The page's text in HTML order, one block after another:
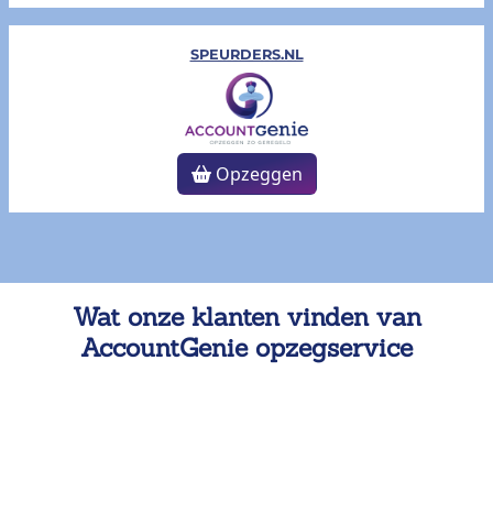
SPEURDERS.NL
Opzeggen
Wat onze klanten vinden van
AccountGenie opzegservice